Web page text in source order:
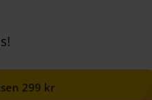
299 kr